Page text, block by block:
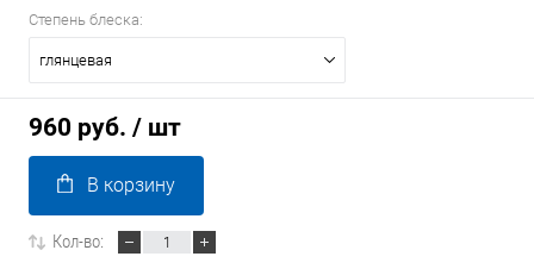
Степень блеска:
глянцевая
960 руб. / шт
В корзину
Кол-во: